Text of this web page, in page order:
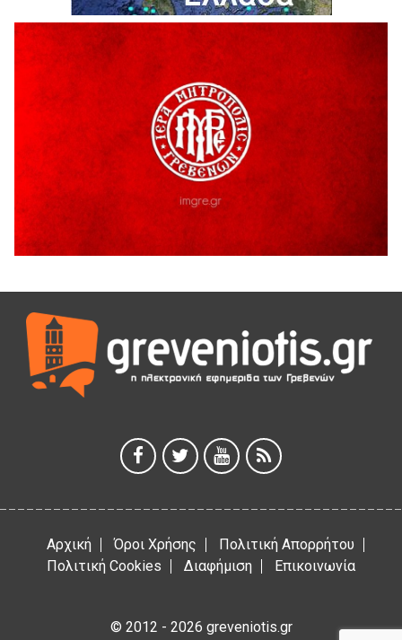
6 Αυγούστου 2026
H παραδοχή λαθών είναι (και) δύναμη
5 Αυγούστου 2026
Ο ΑΝΔΡΕΑΣ ΑΣΛΑΝΙΔΗΣ ΣΥΝΕΧΙΖΕΙ ΣΤΟΝ ΠΡΩΤΕΑ
ΓΡΕΒΕΝΩΝ
5 Αυγούστου 2026
Ευχαριστήριο Εκπολιτιστικού Συλλόγου Ταξιάρχη προς κ.
Παρασχάκη Αθανάσιο
5 Αυγούστου 2026
Διακοπή υδροδότησης του Α΄ κλάδου ύδρευσης
5 Αυγούστου 2026
Θερινό Σινεμά στο πλαίσιο του «Πολιτιστικού
Καλοκαιριού 2026» με την βραβευμένη ταινία «Μικρές
Ανάσες».
5 Αυγούστου 2026
5 Αυγούστου 2026
Αρχική Όροι Χρήσης
Πολιτική Απορρήτου
Πολιτική Cookies
Διαφήμιση Επικοινωνία
© 2012 - 2026 greveniotis.gr